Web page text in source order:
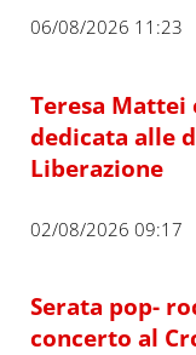
06/08/2026 11:23
Teresa
dedicata alle
Liberazione
02/08/2026 09:17
Serata pop-
concerto al